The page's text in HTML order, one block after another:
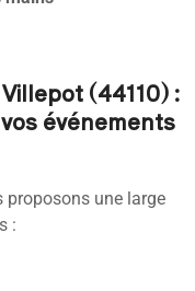
(44110) :
événements
proposons une large
: